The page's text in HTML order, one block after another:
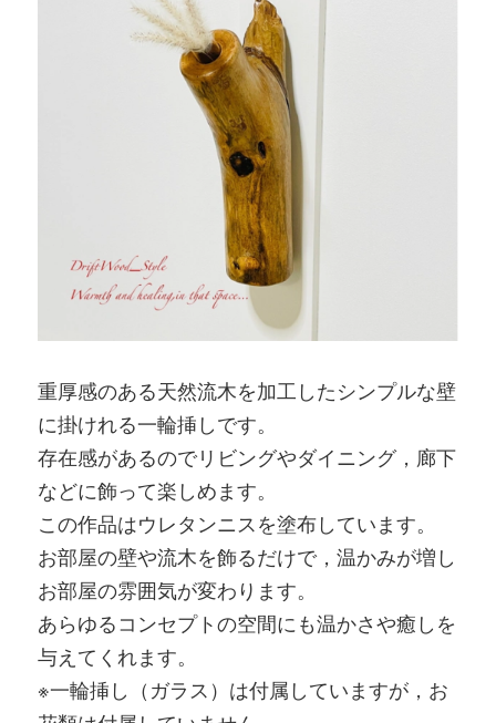
重厚感のある天然流木を加工したシンプルな壁
に掛けれる一輪挿しです。
存在感があるのでリビングやダイニング，廊下
などに飾って楽しめます。
この作品はウレタンニスを塗布しています。
お部屋の壁や流木を飾るだけで，温かみが増し
お部屋の雰囲気が変わります。
あらゆるコンセプトの空間にも温かさや癒しを
与えてくれます。
※一輪挿し（ガラス）は付属していますが，お